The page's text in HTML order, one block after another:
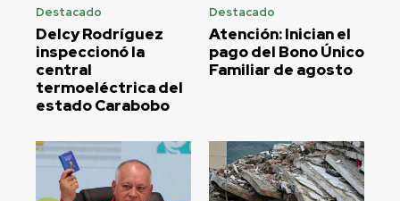
Destacado
Delcy Rodríguez
inspeccionó la
central
termoeléctrica del
estado Carabobo
Destacado
Atención: Inician el
pago del Bono Único
Familiar de agosto